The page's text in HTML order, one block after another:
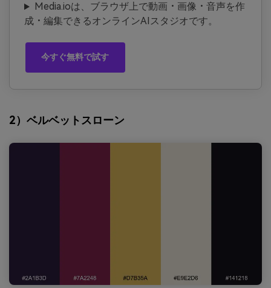
Media.ioは、ブラウザ上で動画・画像・音声を作
成・編集できるオンラインAIスタジオです。
今すぐ無料で試す
2）ベルベットスローン